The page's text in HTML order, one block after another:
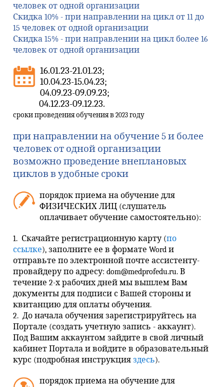
человек от одной организации
Скидка 10% - при направлении на цикл от 11 до
15 человек от одной организации
Скидка 15% - при направлении на цикл более 16
человек от одной организации
16.01.23-21.01.23;
10.04.23-15.04.23;
04.09.23-09.09.23;
04.12.23-09.12.23.
сроки проведения обучения в 2023 году
при направлении на обучение 5 и более
человек от одной организации
возможно проведение внеплановых
циклов в удобные сроки
порядок приема на обучение для
ФИЗИЧЕСКИХ ЛИЦ (слушатель
оплачивает обучение самостоятельно):
1. Скачайте регистрационную карту (по
ссылке), заполните ее в формате Word и
отправьте по электронной почте ассистенту-
провайдеру по адресу: dom@medprofedu.ru. В
течение 2-х рабочих дней мы вышлем Вам
документы для подписи с Вашей стороны и
квитанцию для оплаты обучения.
2. До начала обучения зарегистрируйтесь на
Портале (создать учетную запись - аккаунт).
Под Вашим аккаунтом зайдите в свой личный
кабинет Портала и войдите в образовательный
курс (подробная инструкция здесь).
порядок приема на обучение для